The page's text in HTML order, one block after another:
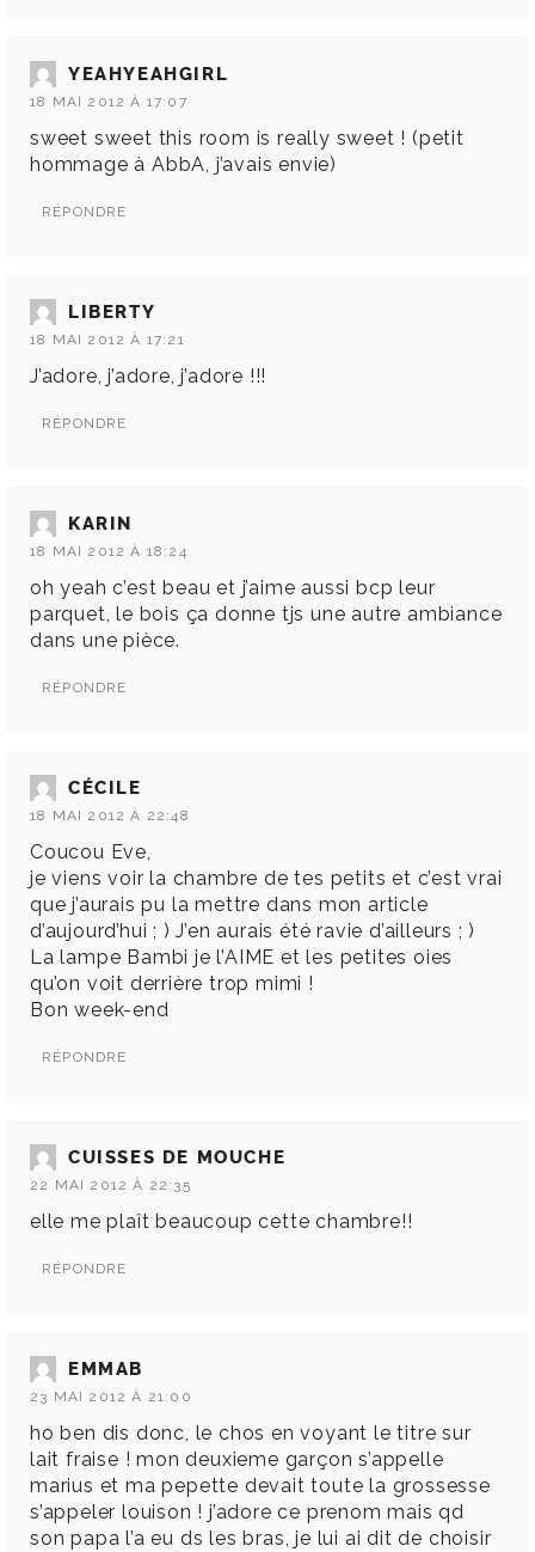
YEAHYEAHGIRL
18 MAI 2012 À 17:07
sweet sweet this room is really sweet ! (petit
hommage à AbbA, j’avais envie)
RÉPONDRE
LIBERTY
18 MAI 2012 À 17:21
J’adore, j’adore, j’adore !!!
RÉPONDRE
KARIN
18 MAI 2012 À 18:24
oh yeah c’est beau et j’aime aussi bcp leur
parquet, le bois ça donne tjs une autre ambiance
dans une pièce.
RÉPONDRE
CÉCILE
18 MAI 2012 À 22:48
Coucou Eve,
je viens voir la chambre de tes petits et c’est vrai
que j’aurais pu la mettre dans mon article
d’aujourd’hui ; ) J’en aurais été ravie d’ailleurs ; )
La lampe Bambi je l’AIME et les petites oies
qu’on voit derrière trop mimi !
Bon week-end
RÉPONDRE
CUISSES DE MOUCHE
22 MAI 2012 À 22:35
elle me plaît beaucoup cette chambre!!
RÉPONDRE
EMMAB
23 MAI 2012 À 21:00
ho ben dis donc, le chos en voyant le titre sur
lait fraise ! mon deuxieme garçon s’appelle
marius et ma pepette devait toute la grossesse
s’appeler louison ! j’adore ce prenom mais qd
son papa l’a eu ds les bras, je lui ai dit de choisir